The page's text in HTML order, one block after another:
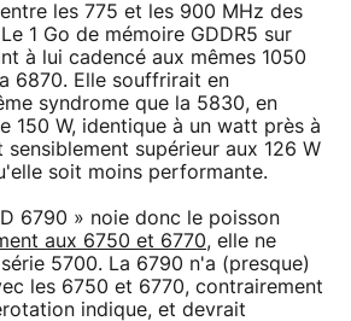
les 775 et les 900 MHz des
1 Go de mémoire GDDR5 sur
à lui cadencé aux mêmes 1050
6870. Elle souffrirait en
syndrome que la 5830, en
150 W, identique à un watt près à
supérieur aux 126 W
soit moins performante.
6790 » noie donc le poisson
aux 6750 et 6770, elle ne
5700. La 6790 n'a (presque)
les 6750 et 6770, contrairement
indique, et devrait